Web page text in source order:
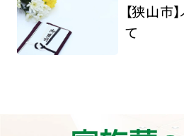
【狭山市
て